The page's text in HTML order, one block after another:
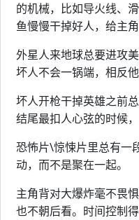
的机械，比如导火线、
鱼慢慢干掉好人，给主
外星人来地球总要进攻
坏人不会一锅端，相反
坏人开枪干掉英雄之前
结尾最扣人心弦的时候
恐怖片\惊悚片里总有一
动，而不是聚在一起。
主角背对大爆炸毫不畏
也不朝后看。时间控制